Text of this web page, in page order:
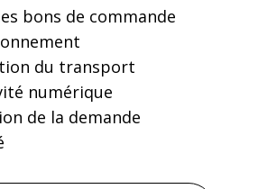
bons de commande
du transport
numérique
de la demande